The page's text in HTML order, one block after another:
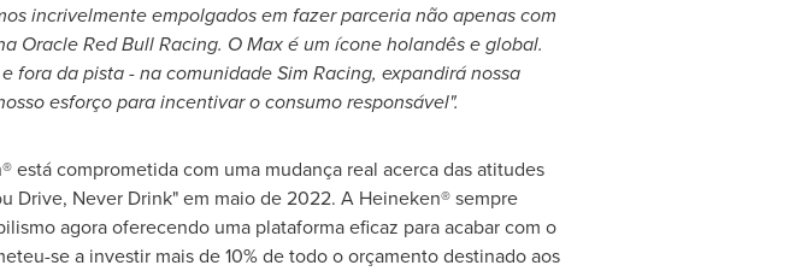
incrivelmente empolgados em fazer parceria não apenas com
Oracle Red Bull Racing. O Max é um ícone holandês e global.
da pista - na comunidade Sim Racing, expandirá nossa
esforço para incentivar o consumo responsável".
comprometida com uma mudança real acerca das atitudes
Drive, Never Drink" em maio de 2022. A Heineken® sempre
agora oferecendo uma plataforma eficaz para acabar com o
se a investir mais de 10% de todo o orçamento destinado aos